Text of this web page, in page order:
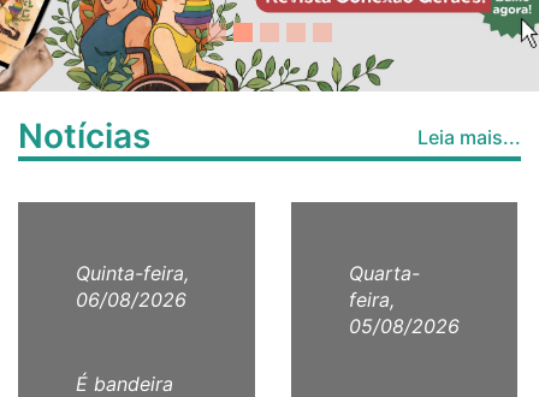
Notícias Leia mais...
Quinta-feira,
06/08/2026
É bandeira
Quarta-
feira,
05/08/2026